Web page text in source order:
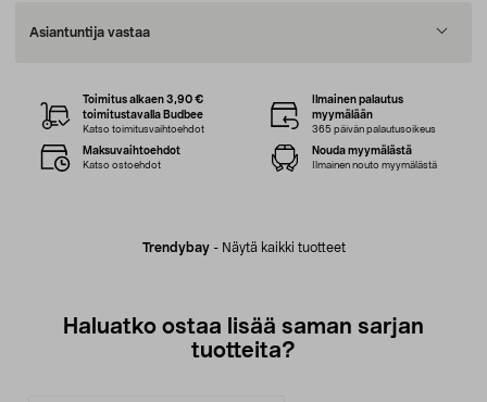
Asiantuntija vastaa
Trendybay- Näytä kaikki tuotteet
Toimitus alkaen 3,90 €
toimitustavalla Budbee
Katso toimitusvaihtoehdot
Ilmainen palautus
myymälään
365 päivän palautusoikeus
Maksuvaihtoehdot
Katso ostoehdot
Nouda myymälästä
Ilmainen nouto myymälästä
Haluatko ostaa lisää saman sarjan
tuotteita?